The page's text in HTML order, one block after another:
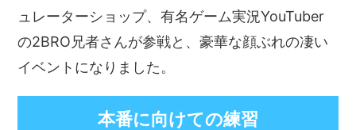
ュレーターショップ、有名ゲーム実況YouTuber
の2BRO兄者さんが参戦と、豪華な顔ぶれの凄い
イベントになりました。
本番に向けての練習